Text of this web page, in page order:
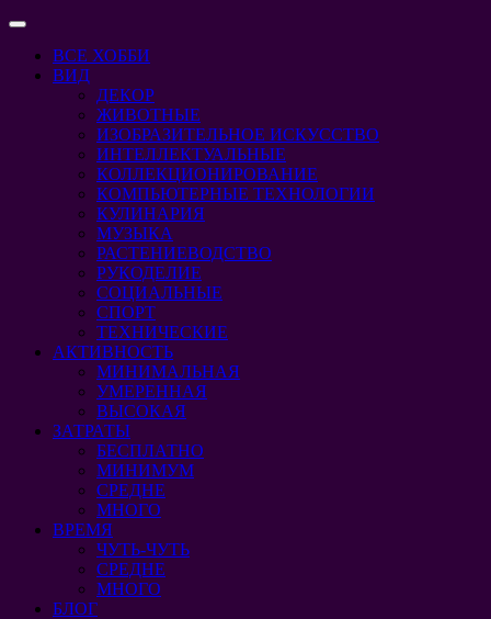
Перейти
содержимому
Перейти
содержимому
Кнопка
ОткрытьВСЕ ХОББИ
ВИД
ДЕКОР
ЖИВОТНЫЕ
ИЗОБРАЗИТЕЛЬНОЕ ИСКУССТВО
ИНТЕЛЛЕКТУАЛЬНЫЕ
КОЛЛЕКЦИОНИРОВАНИЕ
КОМПЬЮТЕРНЫЕ ТЕХНОЛОГИИ
КУЛИНАРИЯ
МУЗЫКА
РАСТЕНИЕВОДСТВО
РУКОДЕЛИЕ
СОЦИАЛЬНЫЕ
СПОРТ
ТЕХНИЧЕСКИЕ
АКТИВНОСТЬ
МИНИМАЛЬНАЯ
УМЕРЕННАЯ
ВЫСОКАЯ
ЗАТРАТЫ
БЕСПЛАТНО
МИНИМУМ
СРЕДНЕ
МНОГО
ВРЕМЯ
ЧУТЬ-ЧУТЬ
СРЕДНЕ
МНОГО
БЛОГ